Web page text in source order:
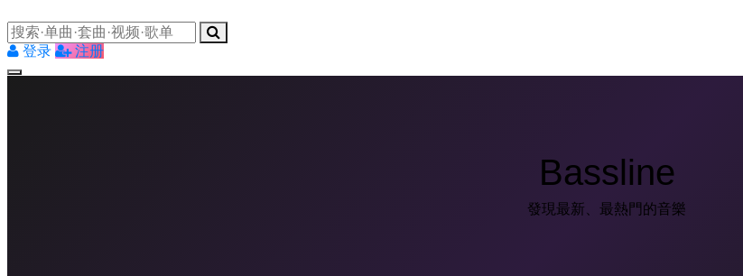
登录 注册
Bassline
發現最新、最熱門的音樂